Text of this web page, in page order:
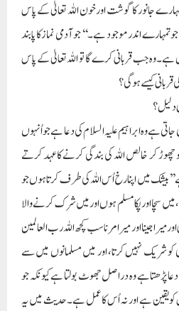
جانور کا گوشت اور خون اللہ تعالیٰ کے پاس
تمہارے اندر موجود ہے۔ ‘‘ جو آدمی نماز کا پابند
جب قربانی کرے گا تو اللہ تعالیٰ کے پاس
کیسے ہوگی ؟
دلیل ؟
ہے وہ ابراہیم علیہ السلام کی دعا ہے جواُنہوں
کر خالص اللہ کی بندگی کرنے کاعہد کرتے
میں اپنا رخ اُس اللہ کی طرف کرتا ہوں جو
میں سچا اور پکا مسلم ہوں اور میں شرک کرنے والا
جینا اور میرا مرنا سب کچھ اللہ رب العالمین
نہیں کرتا، اور میں مسلمانوں میں سے
پڑھتا ہے وہ دراصل جھوٹ بولتا ہے کیونکہ جو
کو یقین ہے اور نہ اُس کا عمل ہے۔حدیث میں یہ